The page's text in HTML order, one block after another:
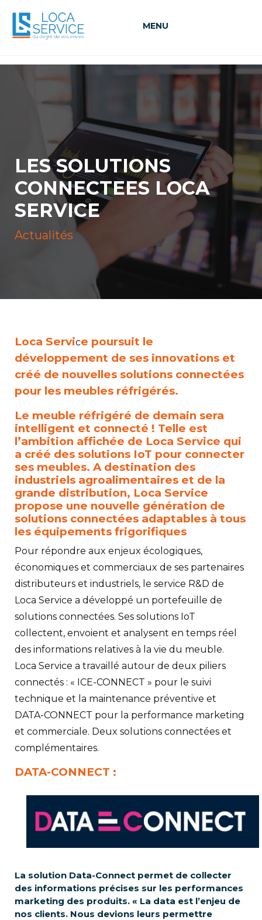
MENU
LES SOLUTIONS
CONNECTEES LOCA
SERVICE
Actualités
Loca Service poursuit le
développement de ses innovations et
créé de nouvelles solutions connectées
pour les meubles réfrigérés.
Le meuble réfrigéré de demain sera
intelligent et connecté ! Telle est
l’ambition affichée de Loca Service qui
a créé des solutions IoT pour connecter
ses meubles. A destination des
industriels agroalimentaires et de la
grande distribution, Loca Service
propose une nouvelle génération de
solutions connectées adaptables à tous
les équipements frigorifiques
Pour répondre aux enjeux écologiques,
économiques et commerciaux de ses partenaires
distributeurs et industriels, le service R&D de
Loca Service a développé un portefeuille de
solutions connectées. Ses solutions IoT
collectent, envoient et analysent en temps réel
des informations relatives à la vie du meuble.
Loca Service a travaillé autour de deux piliers
connectés : « ICE-CONNECT » pour le suivi
technique et la maintenance préventive et
DATA-CONNECT pour la performance marketing
et commerciale. Deux solutions connectées et
complémentaires.
DATA-CONNECT :
La solution Data-Connect permet de collecter
des informations précises sur les performances
marketing des produits. « La data est l’enjeu de
nos clients. Nous devions leurs permettre